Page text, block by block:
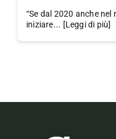
“Se dal 2020 anche
iniziare... [Leggi di più]